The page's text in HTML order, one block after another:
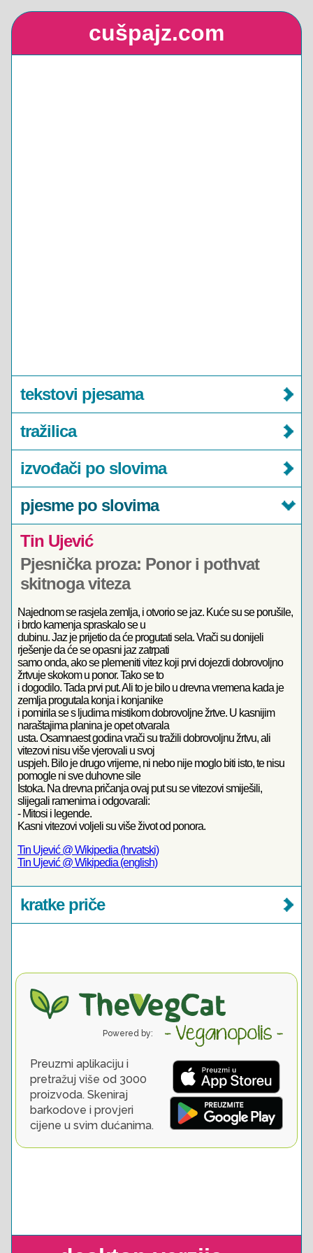
cušpajz.com
tekstovi pjesama
tražilica
izvođači po slovima
pjesme po slovima
Tin Ujević
Pjesnička proza: Ponor i pothvat
skitnoga viteza
Najednom se rasjela zemlja, i otvorio se jaz. Kuće su se porušile,
i brdo kamenja spraskalo se u
dubinu. Jaz je prijetio da će progutati sela. Vrači su donijeli
rješenje da će se opasni jaz zatrpati
samo onda, ako se plemeniti vitez koji prvi dojezdi dobrovoljno
žrtvuje skokom u ponor. Tako se to
i dogodilo. Tada prvi put. Ali to je bilo u drevna vremena kada je
zemlja progutala konja i konjanike
i pomirila se s ljudima mistikom dobrovoljne žrtve. U kasnijim
naraštajima planina je opet otvarala
usta. Osamnaest godina vrači su tražili dobrovoljnu žrtvu, ali
vitezovi nisu više vjerovali u svoj
uspjeh. Bilo je drugo vrijeme, ni nebo nije moglo biti isto, te nisu
pomogle ni sve duhovne sile
Istoka. Na drevna pričanja ovaj put su se vitezovi smiješili,
slijegali ramenima i odgovarali:
- Mitosi i legende.
Kasni vitezovi voljeli su više život od ponora.
Tin Ujević @ Wikipedia (hrvatski)
Tin Ujević @ Wikipedia (english)
kratke priče